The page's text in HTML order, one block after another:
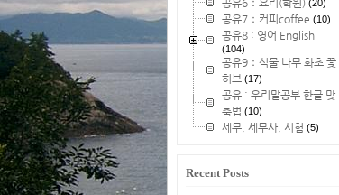
공유6：요리(학원)(20)
공유7：커피coffee (10)
공유8 : 영어 English
(104)
공유9：식물 나무 화초 꽃
허브 (17)
공유 : 우리말공부 한글 맞
춤법 (10)
세무, 세무사, 시험 (5)
Recent Posts